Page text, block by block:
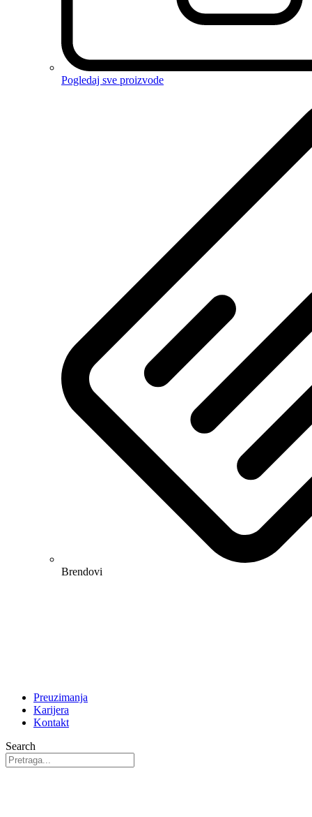
Pogledaj sve proizvode
Brendovi
Preuzimanja
Karijera
Kontakt
Search